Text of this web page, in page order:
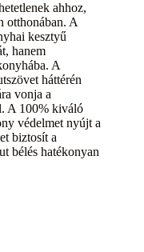
ahhoz,
otthonában. A
kesztyű
hanem
A
háttérén
vonja a
A 100% kiváló
védelmet nyújt a
biztosít a
bélés hatékonyan